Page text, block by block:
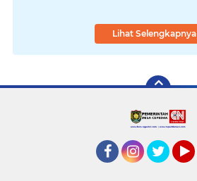
Lihat Selengkapnya